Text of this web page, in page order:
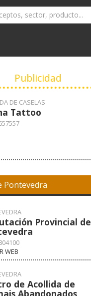
Publicidad
DE CASELAS
Tattoo
Pontevedra
Provincial de
WEB
de Acollida de
Abandonados